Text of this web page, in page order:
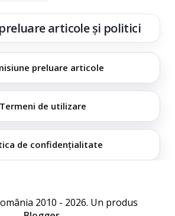
articole și politici
preluare articole
Termeni de utilizare
de confidențialitate
2010 - 2026. Un produs